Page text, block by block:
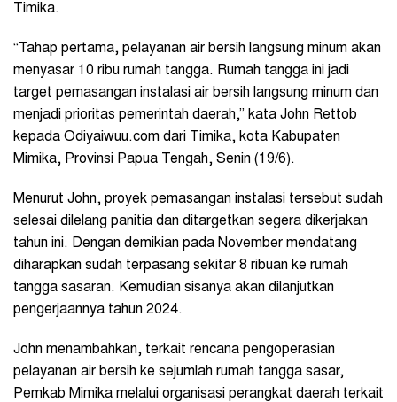
Timika.
“Tahap pertama, pelayanan air bersih langsung minum akan
menyasar 10 ribu rumah tangga. Rumah tangga ini jadi
target pemasangan instalasi air bersih langsung minum dan
menjadi prioritas pemerintah daerah,” kata John Rettob
kepada Odiyaiwuu.com dari Timika, kota Kabupaten
Mimika, Provinsi Papua Tengah, Senin (19/6).
Menurut John, proyek pemasangan instalasi tersebut sudah
selesai dilelang panitia dan ditargetkan segera dikerjakan
tahun ini. Dengan demikian pada November mendatang
diharapkan sudah terpasang sekitar 8 ribuan ke rumah
tangga sasaran. Kemudian sisanya akan dilanjutkan
pengerjaannya tahun 2024.
John menambahkan, terkait rencana pengoperasian
pelayanan air bersih ke sejumlah rumah tangga sasar,
Pemkab Mimika melalui organisasi perangkat daerah terkait